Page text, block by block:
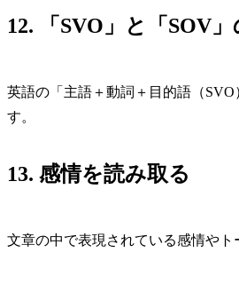
12. 「SVO」と「SOV
英語の「主語＋動詞＋目的語（
す。
13. 感情を読み取る
文章の中で表現されている感情や